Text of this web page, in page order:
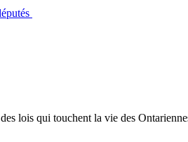
lois qui touchent la vie des